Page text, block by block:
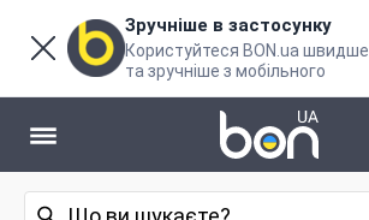
Зручніше в застосунку
Користуйтеся BON.ua швидше
та зручніше з мобільного